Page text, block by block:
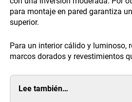
para montaje en pared garantiza
superior.
Para un interior cálido y luminoso,
marcos dorados y revestimientos
Lee también…